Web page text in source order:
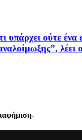
υπάρχει ούτε ένα
λέει